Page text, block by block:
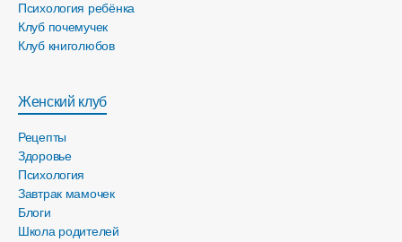
Психология ребёнка
Клуб почемучек
Клуб книголюбов
Женский клуб
Рецепты
Здоровье
Психология
Завтрак мамочек
Блоги
Школа родителей